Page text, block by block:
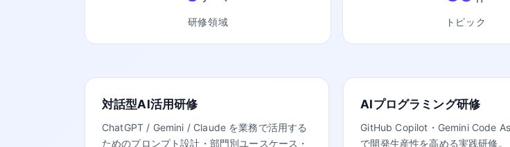
研修領域 トピック
対話型AI活用研修
ChatGPT / Gemini / Claude を業務で活用する
ためのプロンプト設計・部門別ユースケース・
AIプログラミング研修
GitHub Copilot・Gemini Code
で開発生産性を高める実践研修。